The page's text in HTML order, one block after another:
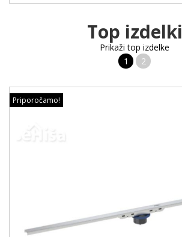
Top izdelki
Prikaži top izdelke
1
2
Priporočamo!